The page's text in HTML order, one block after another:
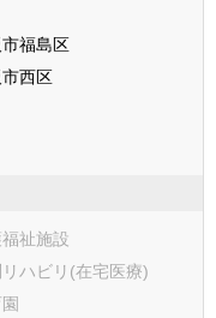
大阪府
和歌山県
宮崎県
福島区
西区
浪速区
城東区
住吉区
西成区
祉施設
ハビリ(在宅医療)